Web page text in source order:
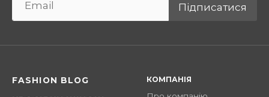
Підписатися
FASHION BLOG КОМПАНІЯ